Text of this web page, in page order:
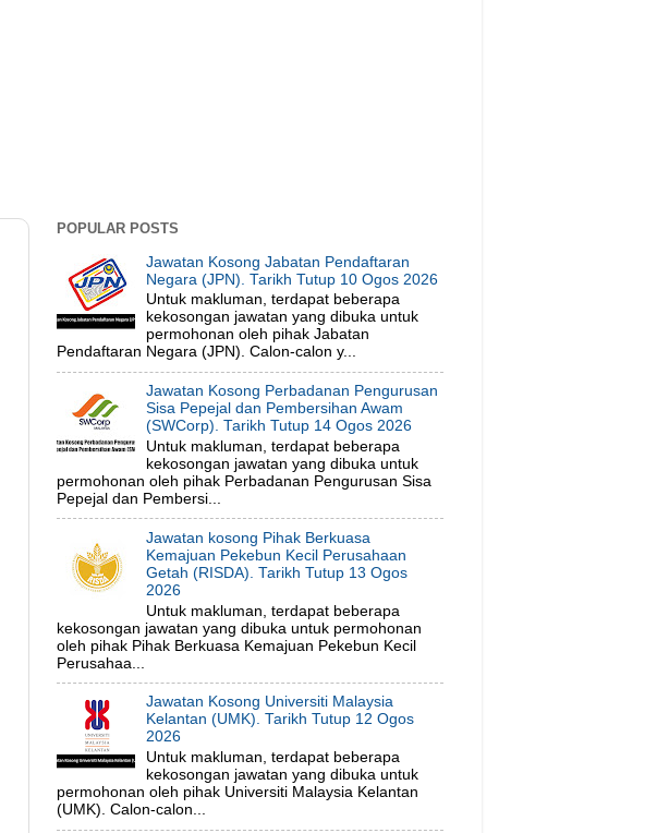
POPULAR POSTS
Jawatan Kosong Jabatan Pendaftaran
Negara (JPN). Tarikh Tutup 10 Ogos 2026
Untuk makluman, terdapat beberapa
kekosongan jawatan yang dibuka untuk
permohonan oleh pihak Jabatan
Pendaftaran Negara (JPN). Calon-calon y...
Jawatan Kosong Perbadanan Pengurusan
Sisa Pepejal dan Pembersihan Awam
(SWCorp). Tarikh Tutup 14 Ogos 2026
Untuk makluman, terdapat beberapa
kekosongan jawatan yang dibuka untuk
permohonan oleh pihak Perbadanan Pengurusan Sisa
Pepejal dan Pembersi...
Jawatan kosong Pihak Berkuasa
Kemajuan Pekebun Kecil Perusahaan
Getah (RISDA). Tarikh Tutup 13 Ogos
2026
Untuk makluman, terdapat beberapa
kekosongan jawatan yang dibuka untuk permohonan
oleh pihak Pihak Berkuasa Kemajuan Pekebun Kecil
Perusahaa...
Jawatan Kosong Universiti Malaysia
Kelantan (UMK). Tarikh Tutup 12 Ogos
2026
Untuk makluman, terdapat beberapa
kekosongan jawatan yang dibuka untuk
permohonan oleh pihak Universiti Malaysia Kelantan
(UMK). Calon-calon...